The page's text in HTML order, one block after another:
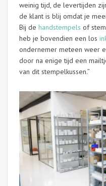
weinig tijd, de levertijden
de klant is blij omdat je
Bij de handstempels of
heb je bovendien een los
ondernemer meteen weer
door na enige tijd een
van dit stempelkussen.”